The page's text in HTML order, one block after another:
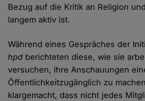
Bezug auf die Kritik an Religion
langem aktiv ist.
Während eines Gespräches der
hpd berichteten diese, wie sie
versuchen, ihre Anschauungen
Öffentlichkeitzugänglich zu
klargemacht, dass nicht jedes